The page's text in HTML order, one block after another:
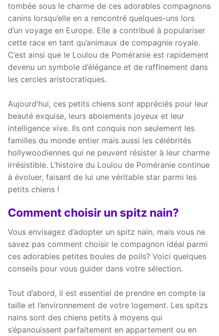
tombée sous le charme de ces adorables compagnons
canins lorsqu’elle en a rencontré quelques-uns lors
d’un voyage en Europe. Elle a contribué à populariser
cette race en tant qu’animaux de compagnie royale.
C’est ainsi que le Loulou de Poméranie est rapidement
devenu un symbole d’élégance et de raffinement dans
les cercles aristocratiques.
Aujourd’hui, ces petits chiens sont appréciés pour leur
beauté exquise, leurs aboiements joyeux et leur
intelligence vive. Ils ont conquis non seulement les
familles du monde entier mais aussi les célébrités
hollywoodiennes qui ne peuvent résister à leur charme
irrésistible. L’histoire du Loulou de Poméranie continue
à évoluer, faisant de lui une véritable star parmi les
petits chiens !
Comment choisir un spitz nain?
Vous envisagez d’adopter un spitz nain, mais vous ne
savez pas comment choisir le compagnon idéal parmi
ces adorables petites boules de poils? Voici quelques
conseils pour vous guider dans votre sélection.
Tout d’abord, il est essentiel de prendre en compte la
taille et l’environnement de votre logement. Les spitzs
nains sont des chiens petits à moyens qui
s’épanouissent parfaitement en appartement ou en